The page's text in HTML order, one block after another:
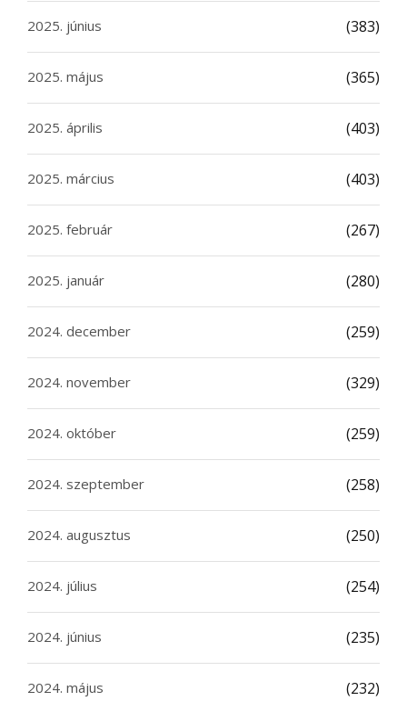
2025. június (383)
2025. május (365)
2025. április (403)
2025. március (403)
2025. február (267)
2025. január (280)
2024. december (259)
2024. november (329)
2024. október (259)
2024. szeptember (258)
2024. augusztus (250)
2024. július (254)
2024. június (235)
2024. május (232)